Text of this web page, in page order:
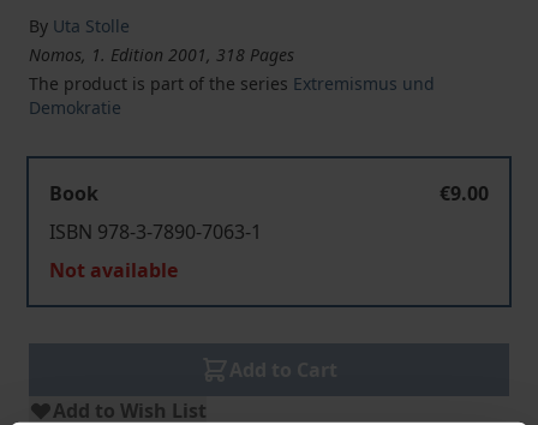
By Uta Stolle
Nomos, 1. Edition 2001, 318 Pages
The product is part of the series Extremismus und
Demokratie
Book
€9.00
ISBN 978-3-7890-7063-1
Not available
Add to Cart
Add to Wish List